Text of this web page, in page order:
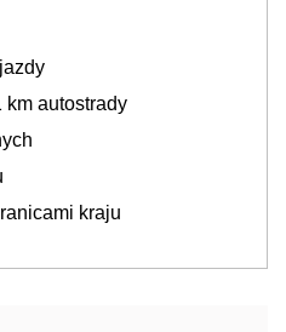
km autostrady
kraju